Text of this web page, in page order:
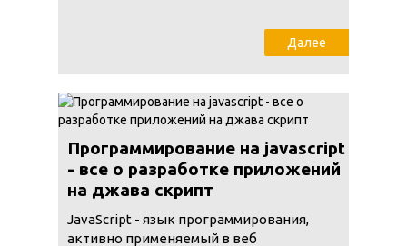
Далее
Программирование на javascript
- все о разработке приложений
на джава скрипт
JavaScript - язык программирования,
активно применяемый в веб